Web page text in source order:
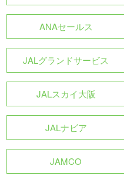
ANAセールス
JALグランドサービス
JALスカイ大阪
JALナビア
JAMCO